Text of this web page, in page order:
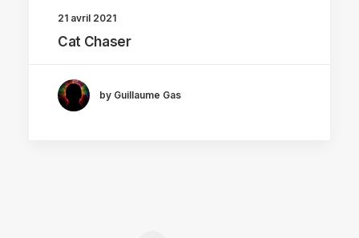
21 avril 2021
Cat Chaser
by Guillaume Gas